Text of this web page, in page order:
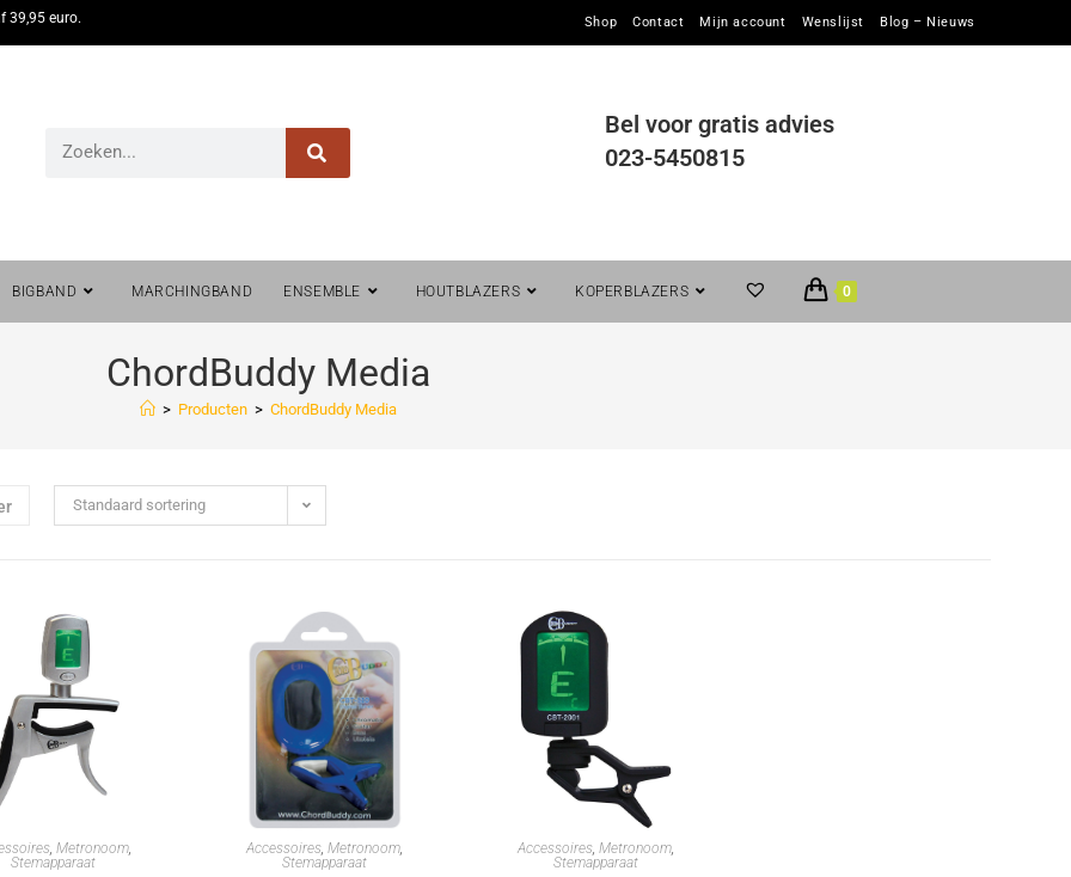
39,95 euro. Shop Contact Mijn account Wenslijst Blog – Nieuws
Bel voor gratis advies
023-5450815
BIGBAND MARCHINGBAND ENSEMBLE HOUTBLAZERS KOPERBLAZERS 0
ChordBuddy Media
> Producten > ChordBuddy Media
Standaard sortering
, Metronoom,
Stemapparaat
Accessoires, Metronoom,
Stemapparaat
Accessoires, Metronoom,
Stemapparaat